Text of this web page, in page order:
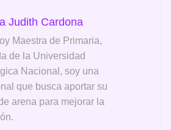
Judith Cardona
Maestra de Primaria,
de la Universidad
Nacional, soy una
que busca aportar su
arena para mejorar la